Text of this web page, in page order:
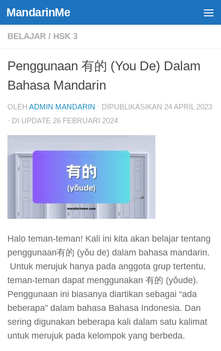
Skip to content
MandarinMe
BELAJAR / HSK 3
Penggunaan 有的 (You De) Dalam
Bahasa Mandarin
OLEH ADMIN MANDARIN · DIPUBLIKASIKAN 24 APRIL 2023
· DI UPDATE 26 FEBRUARI 2024
Halo teman-teman! Kali ini kita akan belajar tentang
penggunaan有的 (yǒu de) dalam bahasa mandarin.
Untuk merujuk hanya pada anggota grup tertentu,
teman-teman dapat menggunakan 有的 (yǒude).
Penggunaan ini biasanya diartikan sebagai “ada
beberapa” dalam bahasa Bahasa Indonesia. Dan
sering digunakan beberapa kali dalam satu kalimat
untuk merujuk pada kelompok yang berbeda.